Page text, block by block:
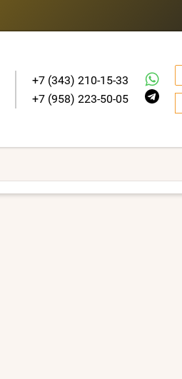
+7 (343) 210-15-33
+7 (958) 223-50-05